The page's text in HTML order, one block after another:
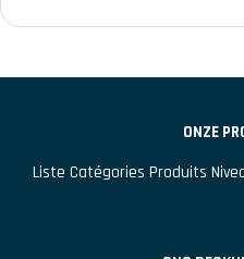
ONZE
Liste Catégories Produits